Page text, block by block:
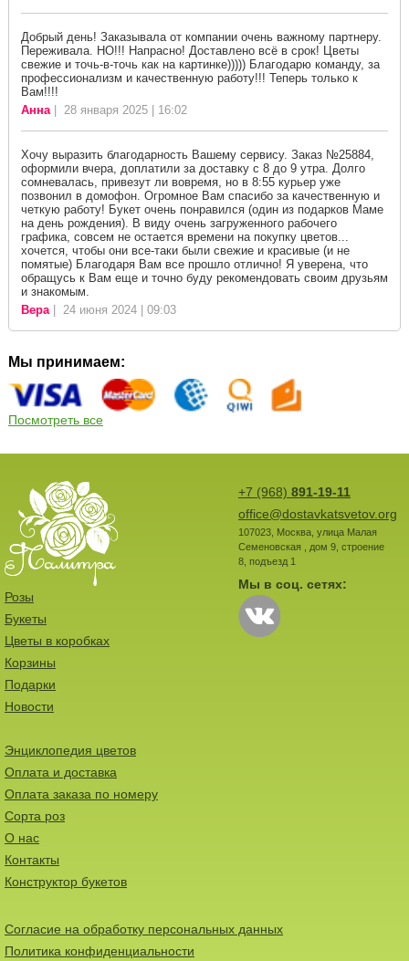
Добрый день! Заказывала от компании очень важному партнеру.
Переживала. НО!!! Напрасно! Доставлено всё в срок! Цветы
свежие и точь-в-точь как на картинке))))) Благодарю команду, за
профессионализм и качественную работу!!! Теперь только к
Вам!!!!
Анна| 28 января 2025 | 16:02
Хочу выразить благодарность Вашему сервису. Заказ №25884,
оформили вчера, доплатили за доставку с 8 до 9 утра. Долго
сомневалась, привезут ли вовремя, но в 8:55 курьер уже
позвонил в домофон. Огромное Вам спасибо за качественную и
четкую работу! Букет очень понравился (один из подарков Маме
на день рождения). В виду очень загруженного рабочего
графика, совсем не остается времени на покупку цветов...
хочется, чтобы они все-таки были свежие и красивые (и не
помятые) Благодаря Вам все прошло отлично! Я уверена, что
обращусь к Вам еще и точно буду рекомендовать своим друзьям
и знакомым.
Вера| 24 июня 2024 | 09:03
Мы принимаем:
Посмотреть все
+7 (968) 891-19-11
office@dostavkatsvetov.org
107023, Москва, улица Малая
Семеновская , дом 9, строение
8, подъезд 1
Мы в соц. сетях:
Розы
Букеты
Цветы в коробках
Корзины
Подарки
Новости
Энциклопедия цветов
Оплата и доставка
Оплата заказа по номеру
Сорта роз
О нас
Контакты
Конструктор букетов
Согласие на обработку персональных данных
Политика конфиденциальности